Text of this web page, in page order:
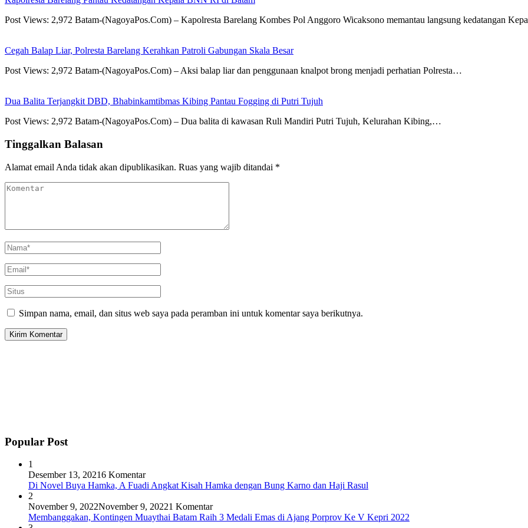
Post Views: 2,972 Batam-(NagoyaPos.Com) – Kapolresta Barelang Kombes Pol Anggoro Wicaksono memantau langsung kedatangan
Cegah Balap Liar, Polresta Barelang Kerahkan Patroli Gabungan Skala Besar
Post Views: 2,972 Batam-(NagoyaPos.Com) – Aksi balap liar dan penggunaan knalpot brong menjadi perhatian Polresta…
Dua Balita Terjangkit DBD, Bhabinkamtibmas Kibing Pantau Fogging di Putri Tujuh
Post Views: 2,972 Batam-(NagoyaPos.Com) – Dua balita di kawasan Ruli Mandiri Putri Tujuh, Kelurahan Kibing,…
Tinggalkan Balasan
Alamat email Anda tidak akan dipublikasikan. Ruas yang wajib ditandai *
Simpan nama, email, dan situs web saya pada peramban ini untuk komentar saya berikutnya.
Popular Post
1
Desember 13, 20216 Komentar
Di Novel Buya Hamka, A Fuadi Angkat Kisah Hamka dengan Bung Karno dan Haji Rasul
2
November 9, 2022November 9, 20221 Komentar
Membanggakan, Kontingen Muaythai Batam Raih 3 Medali Emas di Ajang Porprov Ke V Kepri 2022